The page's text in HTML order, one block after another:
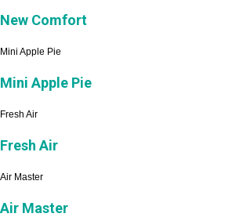
New Comfort
Mini Apple Pie
Mini Apple Pie
Fresh Air
Fresh Air
Air Master
Air Master